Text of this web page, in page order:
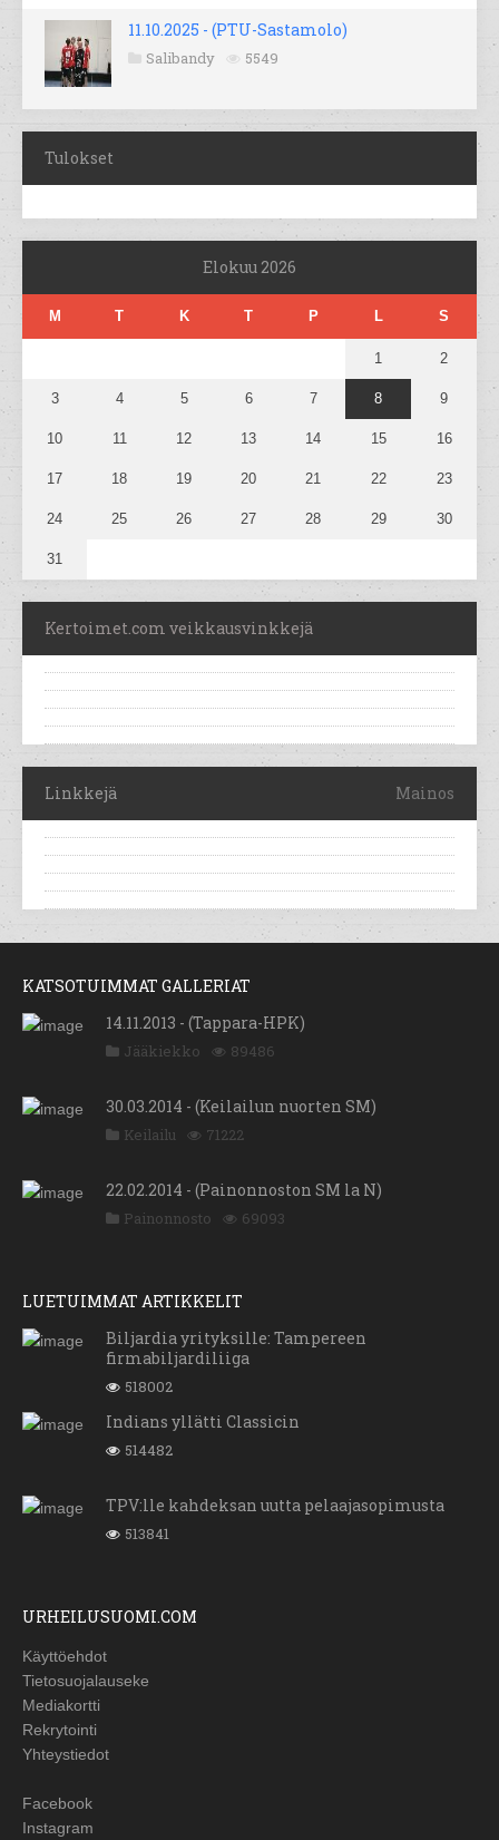
11.10.2025 - (PTU-Sastamolo)
Salibandy 5549
Tulokset
Elokuu 2026
M T K T P L S
1 2
3 4 5 6 7 8 9
10 11 12 13 14 15 16
17 18 19 20 21 22 23
24 25 26 27 28 29 30
31
Kertoimet.com veikkausvinkkejä
Linkkejä Mainos
KATSOTUIMMAT GALLERIAT
14.11.2013 - (Tappara-HPK)
Jääkiekko 89486
30.03.2014 - (Keilailun nuorten SM)
Keilailu 71222
22.02.2014 - (Painonnoston SM la N)
Painonnosto 69093
LUETUIMMAT ARTIKKELIT
Biljardia yrityksille: Tampereen
firmabiljardiliiga
518002
Indians yllätti Classicin
514482
TPV:lle kahdeksan uutta pelaajasopimusta
513841
URHEILUSUOMI.COM
Käyttöehdot
Tietosuojalauseke
Mediakortti
Rekrytointi
Yhteystiedot
Facebook
Instagram